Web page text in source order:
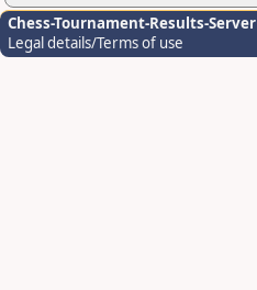
Chess-Tournament-Results-Server
Legal details/Terms of use